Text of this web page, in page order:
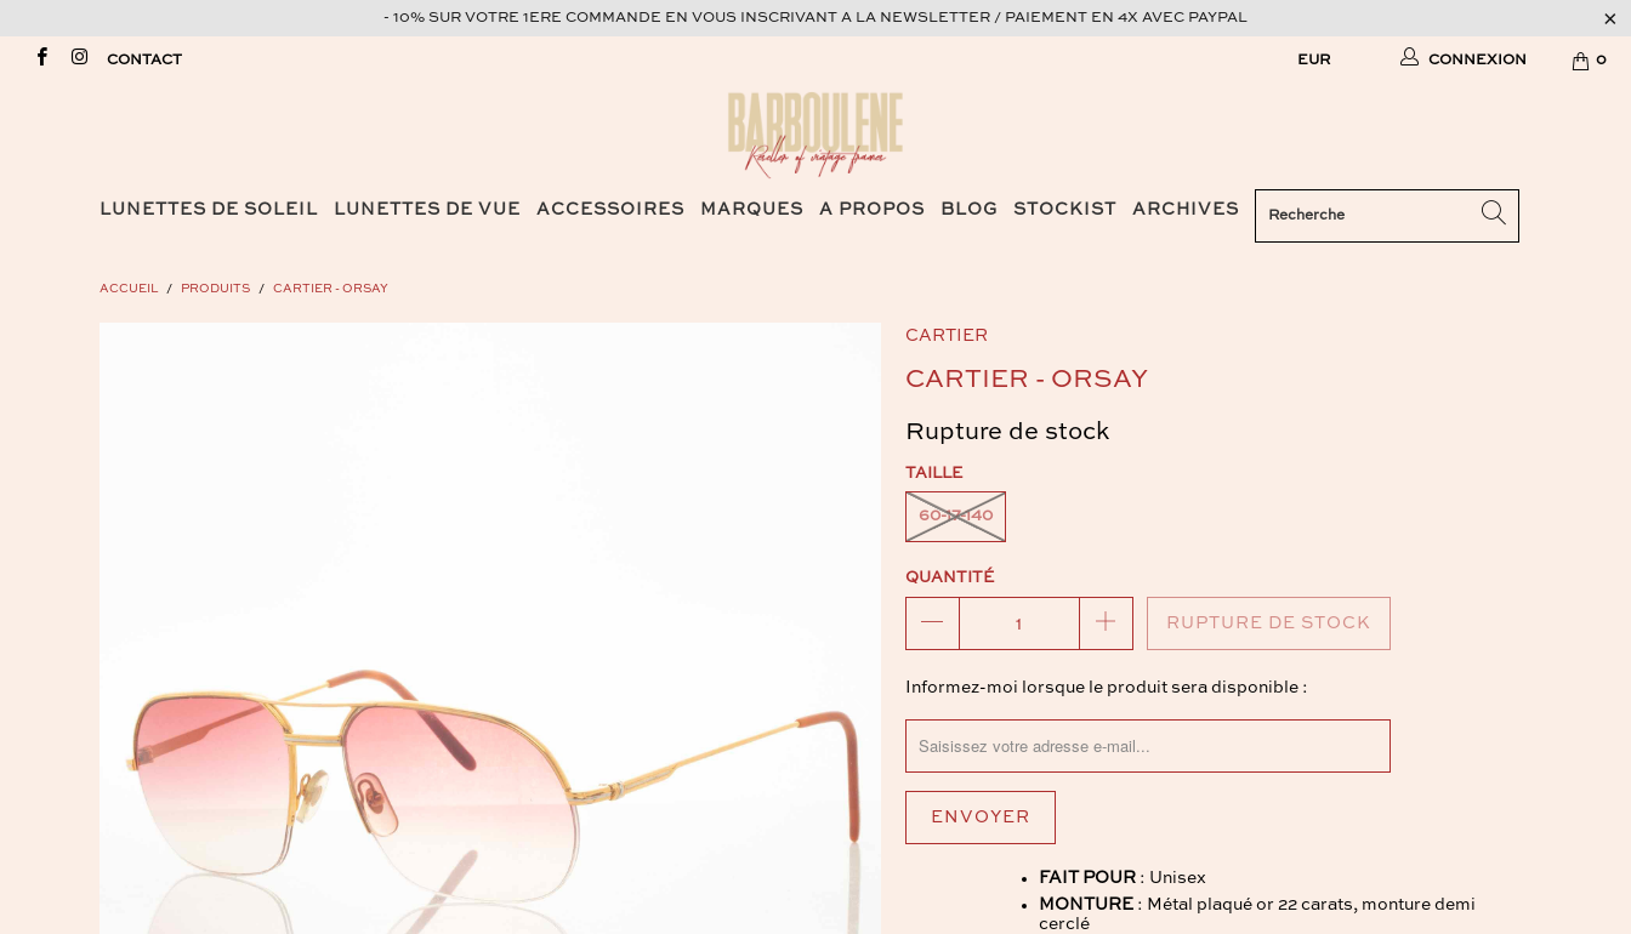
- 10% SUR VOTRE 1ERE COMMANDE EN VOUS INSCRIVANT A LA NEWSLETTER / PAIEMENT EN 4X AVEC PAYPAL
CONTACT 0
CONNEXION
LUNETTES DE SOLEIL LUNETTES DE VUE ACCESSOIRES MARQUES A PROPOS BLOG STOCKIST ARCHIVES
ACCUEIL / PRODUITS / CARTIER - ORSAY
CARTIER
CARTIER - ORSAY
Rupture de stock
TAILLE
60-17-140
QUANTITÉ
RUPTURE DE STOCK
TRANSLATION
FR.PRODUCTS.NOTIFY_FORM.DESCRIPTION:
Informez-moi lorsque le produit sera disponible :
FAIT POUR: Unisex
MONTURE: Métal plaqué or 22 carats, monture demi
cerclé